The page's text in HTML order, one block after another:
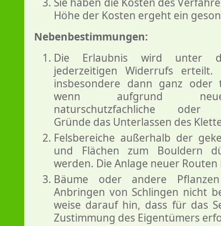
Höhe der Kosten ergeht ein
Nebenbestimmungen:
Die Erlaubnis wird unter
jederzeitigen Widerrufs
insbesondere dann ganz oder
wenn aufgrund
naturschutzfachliche oder
Gründe das Unterlassen des
Felsbereiche außerhalb der
und Flächen zum Bouldern
werden. Die Anlage neuer
Bäume oder andere
Anbringen von Schlingen nicht
weise darauf hin, dass für das
Zustimmung des Eigentümers